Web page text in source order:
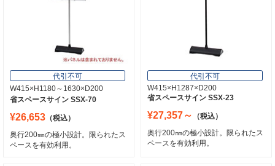
代引不可
W415×H1180～1630×D200
省スペースサイン SSX-70
¥26,653 （税込）
奥行200㎜の極小設計。限られたス
ペースを有効利用。
代引不可
W415×H1287×D200
省スペースサイン SSX-23
¥27,357～
（税込）
奥行200㎜の極小設計。限られたス
ペースを有効利用。